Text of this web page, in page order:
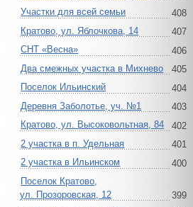
Участки для всей семьи
408
Кратово, ул. Яблочкова, 14
407
СНТ «Весна»
406
Два смежных участка в Михнево
405
Поселок Ильинский
404
Деревня Заболотье, уч. №1
403
Кратово, ул. Высоковольтная, 84
402
2 участка в п. Удельная
401
2 участка в Ильинском
400
Поселок Кратово,
ул. Прозоровская, 12
399